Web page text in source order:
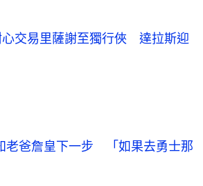
心交易里薩謝至獨行俠 達拉斯迎
老爸詹皇下一步　「如果去勇士那